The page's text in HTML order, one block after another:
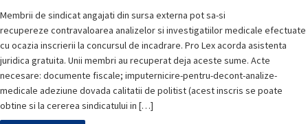
Membrii de sindicat angajati din sursa externa pot sa-si
recupereze contravaloarea analizelor si investigatiilor medicale efectuate
cu ocazia inscrierii la concursul de incadrare. Pro Lex acorda asistenta
juridica gratuita. Unii membri au recuperat deja aceste sume. Acte
necesare: documente fiscale; imputernicire-pentru-decont-analize-
medicale adeziune dovada calitatii de politist (acest inscris se poate
obtine si la cererea sindicatului in […]